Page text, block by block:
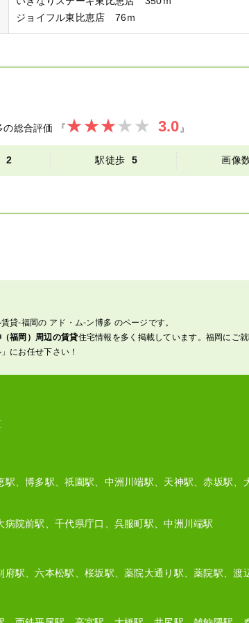
ジョイフル東比恵店 76ｍ
の総合評価 『 3.0』
2 駅徒歩 5 画像
貸-福岡の アド・ム-ン博多 のページです。
福岡）周辺の賃貸住宅情報を多く掲載しています。福岡にご
にお任せ下さい！
駅、博多駅、祇園駅、中洲川端駅、天神駅、赤坂駅、
病院前駅、千代県庁口、呉服町駅、中洲川端駅
府駅、六本松駅、桜坂駅、薬院大通り駅、薬院駅、渡